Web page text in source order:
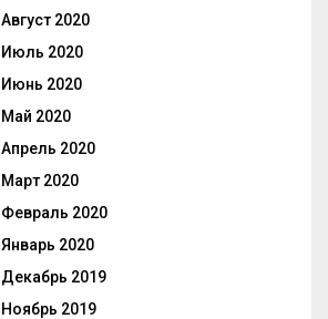
Август 2020
Июль 2020
Июнь 2020
Май 2020
Апрель 2020
Март 2020
Февраль 2020
Январь 2020
Декабрь 2019
Ноябрь 2019